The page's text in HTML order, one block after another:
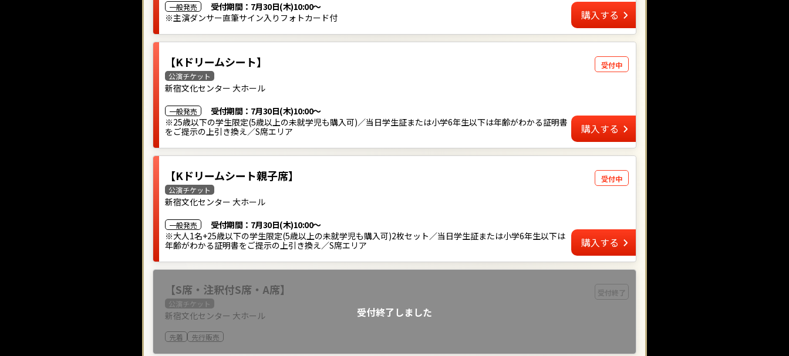
一般発売 受付期間： 7月30日(木)10:00～
※主演ダンサー直筆サイン入りフォトカード付
購入する
【Kドリームシート】
公演チケット
新宿文化センター 大ホール
一般発売 受付期間： 7月30日(木)10:00～
※25歳以下の学生限定(5歳以上の未就学児も購入可)／当日学生証または小学6年生以下は年齢がわかる証明書
をご提示の上引き換え／S席エリア
受付中
購入する
【Kドリームシート親子席】
公演チケット
新宿文化センター 大ホール
一般発売 受付期間： 7月30日(木)10:00～
※大人1名+25歳以下の学生限定(5歳以上の未就学児も購入可)2枚セット／当日学生証または小学6年生以下は
年齢がわかる証明書をご提示の上引き換え／S席エリア
受付中
購入する
【S席・注釈付S席・A席】
公演チケット
新宿文化センター 大ホール
先着 先行販売
受付終了
受付終了しました